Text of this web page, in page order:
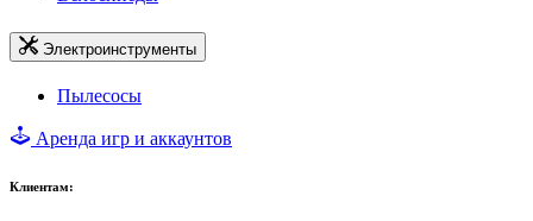
Электроинструменты
Пылесосы
Аренда игр и аккаунтов
Клиентам: